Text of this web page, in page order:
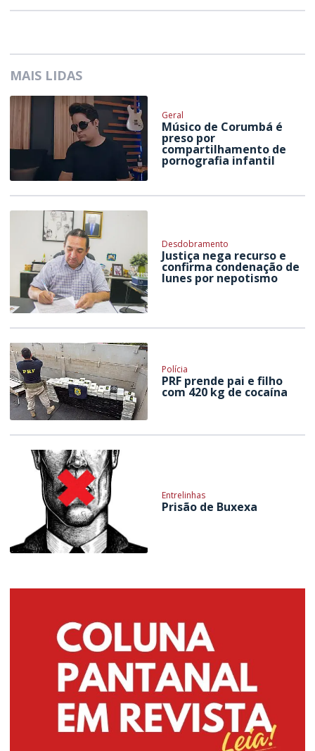
MAIS LIDAS
Geral
Músico de Corumbá é
preso por
compartilhamento de
pornografia infantil
Desdobramento
Justiça nega recurso e
confirma condenação de
Iunes por nepotismo
Polícia
PRF prende pai e filho
com 420 kg de cocaína
Entrelinhas
Prisão de Buxexa